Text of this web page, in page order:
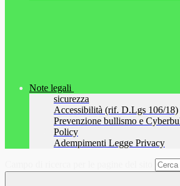
Note legali
sicurezza
Accessibilità (rif. D.Lgs 106/18)
Prevenzione bullismo e
Policy
Adempimenti Legge Privacy